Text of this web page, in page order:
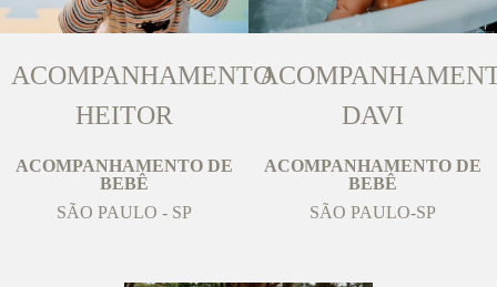
ACOMPANHAMENTO
HEITOR
ACOMPANHAMENTO DE
BEBÊ
SÃO PAULO - SP
DAVI
ACOMPANHAMENTO DE
BEBÊ
SÃO PAULO-SP